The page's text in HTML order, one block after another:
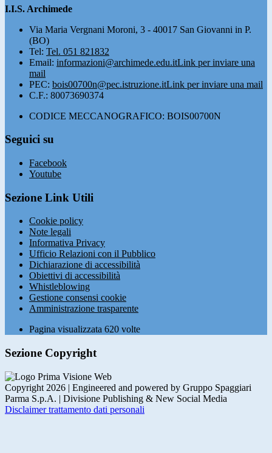
I.I.S. Archimede
Via Maria Vergnani Moroni, 3 - 40017 San Giovanni in P.
(BO)
Tel: Tel. 051 821832
Email: informazioni@archimede.edu.itLink per inviare una
mail
PEC: bois00700n@pec.istruzione.itLink per inviare una mail
C.F.: 80073690374
CODICE MECCANOGRAFICO: BOIS00700N
Seguici su
Facebook
Youtube
Sezione Link Utili
Cookie policy
Note legali
Informativa Privacy
Ufficio Relazioni con il Pubblico
Dichiarazione di accessibilità
Obiettivi di accessibilità
Whistleblowing
Gestione consensi cookie
Amministrazione trasparente
Pagina visualizzata 620 volte
Sezione Copyright
Copyright 2026 | Engineered and powered by Gruppo Spaggiari
Parma S.p.A. | Divisione Publishing & New Social Media
Disclaimer trattamento dati personali